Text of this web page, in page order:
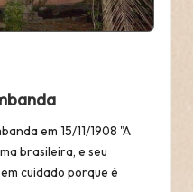
em 15/11/1908 "A
brasileira, e seu
cuidado porque é